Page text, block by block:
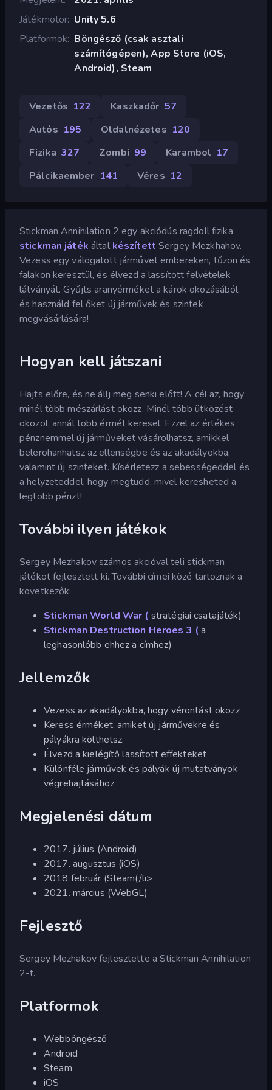
Játékmotor Unity 5.6
Platformok Böngésző (csak asztali
számítógépen), App Store (iOS,
Android), Steam
Vezetős 122 Kaszkadőr 57
Autós 195 Oldalnézetes 120
Fizika 327 Zombi 99 Karambol 17
Pálcikaember 141 Véres 12
Stickman Annihilation 2 egy akciódús ragdoll fizika
stickman játék által készített Sergey Mezkhahov.
Vezess egy válogatott járművet embereken, tűzön és
falakon keresztül, és élvezd a lassított felvételek
látványát. Gyűjts aranyérméket a károk okozásából,
és használd fel őket új járművek és szintek
megvásárlására!
Hogyan kell játszani
Hajts előre, és ne állj meg senki előtt! A cél az, hogy
minél több mészárlást okozz. Minél több ütközést
okozol, annál több érmét keresel. Ezzel az értékes
pénznemmel új járműveket vásárolhatsz, amikkel
belerohanhatsz az ellenségbe és az akadályokba,
valamint új szinteket. Kísérletezz a sebességeddel és
a helyzeteddel, hogy megtudd, mivel keresheted a
legtöbb pénzt!
További ilyen játékok
Sergey Mezhakov számos akcióval teli stickman
játékot fejlesztett ki. További címei közé tartoznak a
következők:
Stickman World War ( stratégiai csatajáték)
Stickman Destruction Heroes 3 (a
leghasonlóbb ehhez a címhez)
Jellemzők
Vezess az akadályokba, hogy vérontást okozz
Keress érméket, amiket új járművekre és
pályákra költhetsz.
Élvezd a kielégítő lassított effekteket
Különféle járművek és pályák új mutatványok
végrehajtásához
Megjelenési dátum
2017. július (Android)
2017. augusztus (iOS)
2018 február (Steam(/li>
2021. március (WebGL)
Fejlesztő
Sergey Mezhakov fejlesztette a Stickman Annihilation
2-t.
Platformok
Webböngésző
Android
Steam
iOS